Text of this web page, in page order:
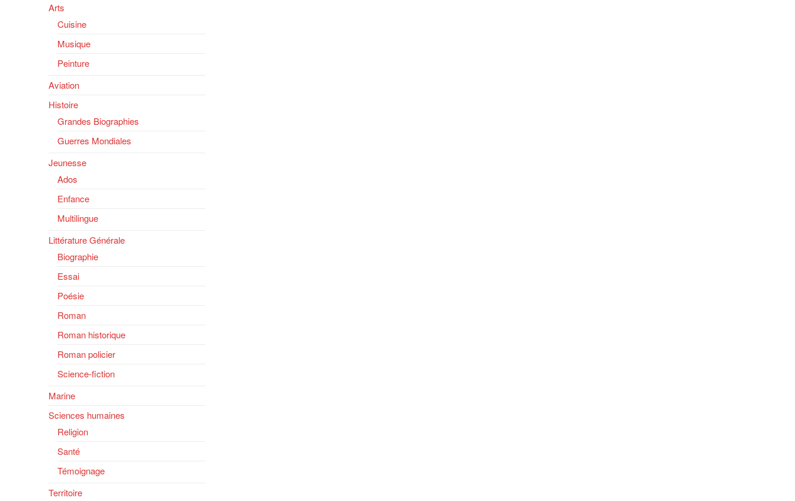
Arts
Cuisine
Musique
Peinture
Aviation
Histoire
Grandes Biographies
Guerres Mondiales
Jeunesse
Ados
Enfance
Multilingue
Littérature Générale
Biographie
Essai
Poésie
Roman
Roman historique
Roman policier
Science-fiction
Marine
Sciences humaines
Religion
Santé
Témoignage
Territoire